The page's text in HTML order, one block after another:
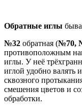
Обратные иглы
№32 обратная (№70,
противоположным
иглы. У неё
иглой удобно валять
сквозного
смешения цветов и
обработки.